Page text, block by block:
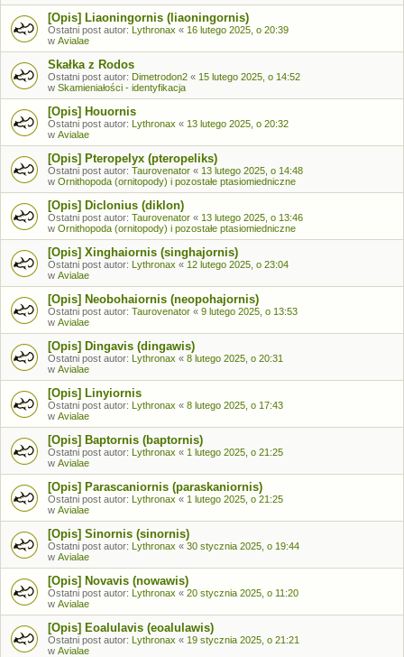
[Opis] Liaoningornis (liaoningornis)
Ostatni post autor: Lythronax « 16 lutego 2025, o 20:39
w Avialae
Skałka z Rodos
Ostatni post autor: Dimetrodon2 « 15 lutego 2025, o 14:52
w Skamieniałości - identyfikacja
[Opis] Houornis
Ostatni post autor: Lythronax « 13 lutego 2025, o 20:32
w Avialae
[Opis] Pteropelyx (pteropeliks)
Ostatni post autor: Taurovenator « 13 lutego 2025, o 14:48
w Ornithopoda (ornitopody) i pozostałe ptasiomiedniczne
[Opis] Diclonius (diklon)
Ostatni post autor: Taurovenator « 13 lutego 2025, o 13:46
w Ornithopoda (ornitopody) i pozostałe ptasiomiedniczne
[Opis] Xinghaiornis (singhajornis)
Ostatni post autor: Lythronax « 12 lutego 2025, o 23:04
w Avialae
[Opis] Neobohaiornis (neopohajornis)
Ostatni post autor: Taurovenator « 9 lutego 2025, o 13:53
w Avialae
[Opis] Dingavis (dingawis)
Ostatni post autor: Lythronax « 8 lutego 2025, o 20:31
w Avialae
[Opis] Linyiornis
Ostatni post autor: Lythronax « 8 lutego 2025, o 17:43
w Avialae
[Opis] Baptornis (baptornis)
Ostatni post autor: Lythronax « 1 lutego 2025, o 21:25
w Avialae
[Opis] Parascaniornis (paraskaniornis)
Ostatni post autor: Lythronax « 1 lutego 2025, o 21:25
w Avialae
[Opis] Sinornis (sinornis)
Ostatni post autor: Lythronax « 30 stycznia 2025, o 19:44
w Avialae
[Opis] Novavis (nowawis)
Ostatni post autor: Lythronax « 20 stycznia 2025, o 11:20
w Avialae
[Opis] Eoalulavis (eoalulawis)
Ostatni post autor: Lythronax « 19 stycznia 2025, o 21:21
w Avialae